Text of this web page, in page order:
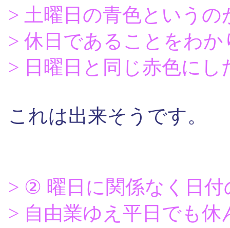
> 土曜日の青色というの
> 休日であることをわ
> 日曜日と同じ赤色にし
これは出来そうです。
> ② 曜日に関係なく日
> 自由業ゆえ平日でも